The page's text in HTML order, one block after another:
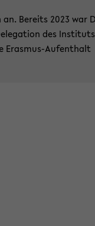
Be­reits 2023 war
des In­sti­tuts
Erasmus-​Aufenthalt